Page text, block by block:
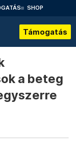
SHOP
Támogatás
a beteg